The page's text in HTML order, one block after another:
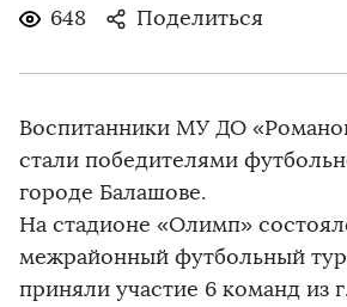
648 Поделиться
Воспитанники МУ ДО
стали победителями
городе Балашове.
На стадионе «Олимп»
межрайонный футбольный
приняли участие 6 команд из